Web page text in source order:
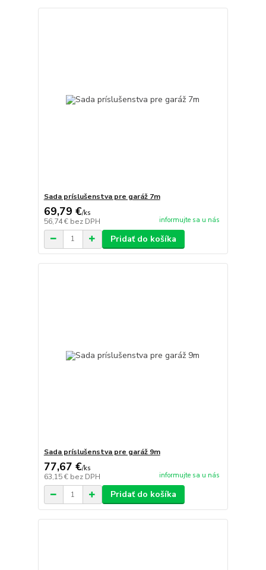
Sada príslušenstva pre garáž 7m
69,79 €/ks
56,74 € bez DPH informujte sa u nás
Pridať do košíka
Sada príslušenstva pre garáž 9m
77,67 €/ks
63,15 € bez DPH informujte sa u nás
Pridať do košíka